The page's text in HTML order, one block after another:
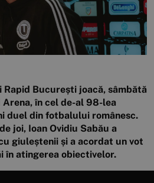
Rapid București joacă, sâmbătă
în cel de-al 98-lea
duel din fotbalului românesc.
joi, Ioan Ovidiu Sabău a
giuleștenii și a acordat un vot
în atingerea obiectivelor.